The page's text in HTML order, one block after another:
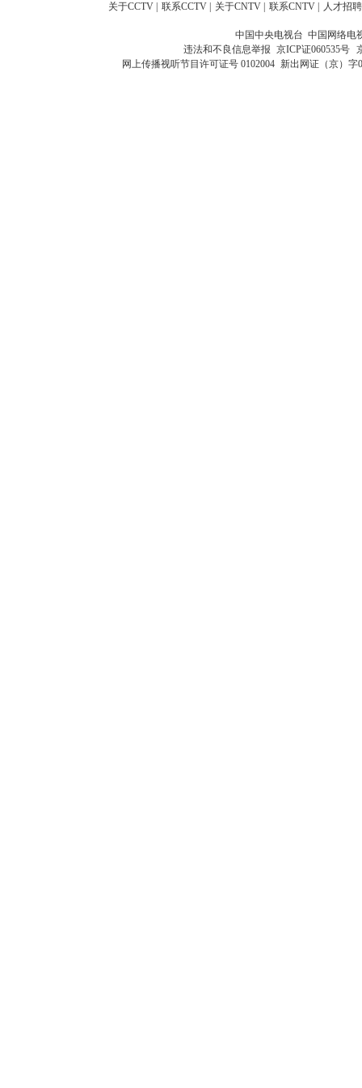
关于CCTV 联系CCTV 关于CNTV 联系CNTV 人才招聘
中国中央电视台 中国网络电
违法和不良信息举报 京ICP证060535号
网上传播视听节目许可证号 0102004 新出网证（京）